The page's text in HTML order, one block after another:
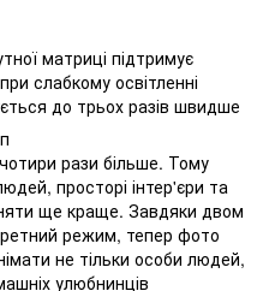
матриці підтримує
слабкому освітленні
до трьох разів швидше
рази більше. Тому
просторі інтер'єри та
ще краще. Завдяки двом
режим, тепер фото
не тільки особи людей,
улюбнинців